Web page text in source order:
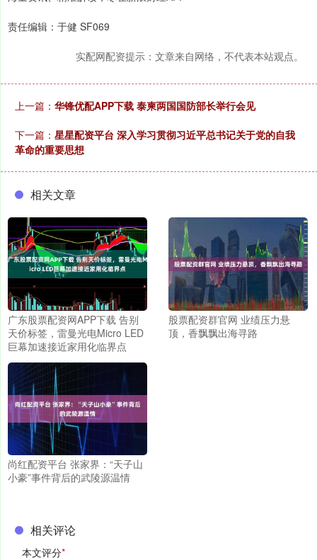
责任编辑：于健 SF069
实配网配资提示：文章来自网络，不代表本站观点。
上一篇： 华锋优配APP下载 泰柬两国国防部长举行会见
下一篇： 星星配资平台 深入学习贯彻习近平总书记关于党的自我
革命的重要思想
相关文章
广东股票配资网APP下载 告别
天价标签，雷曼光电Micro LED
巨幕加速接近家用化临界点
股票配资群官网 业绩压力悬
顶，香飘飘出海寻路
尚红配资平台 张家界：“天子山
小豪”事件背后的武陵源温情
相关评论
本文评分*